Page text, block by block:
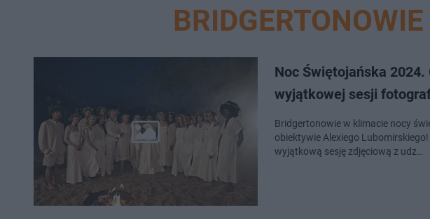
Noc Świętojańska
wyjątkowej sesji
Bridgertonowie w klimacie nocy
obiektywie Alexiego
wyjątkową sesję zdjęciową z udz…